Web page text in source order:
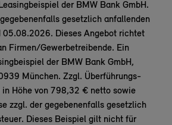
der BMW Bank GmbH.
gesetzlich anfallenden
05.08.2026. Dieses Angebot richtet
Firmen/Gewerbetreibende. Ein
der BMW Bank GmbH,
München. Zzgl. Überführungs-
in Höhe von 798,32 € netto sowie
zzgl. der gegebenenfalls gesetzlich
Dieses Beispiel gilt nicht für